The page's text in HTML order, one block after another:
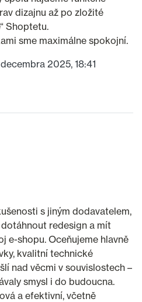
dizajnu až po zložité
Shoptetu.
sme maximálne spokojní.
decembra 2025, 18:41
s jiným dodavatelem,
redesign a mít
e-shopu. Oceňujeme hlavně
kvalitní technické
nad věcmi v souvislostech –
smysl i do budoucna.
a efektivní, včetně